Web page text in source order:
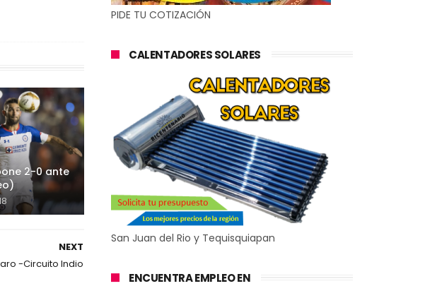
2-0 ante
NEXT
-Circuito Indio
PIDE TU COTIZACIÓN
CALENTADORES SOLARES
San Juan del Rio y Tequisquiapan
ENCUENTRA EMPLEO EN